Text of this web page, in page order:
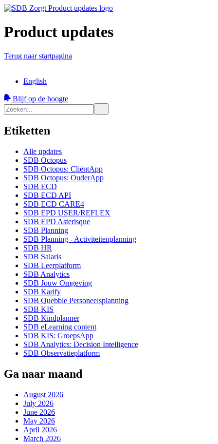
Product updates
Terug naar startpagina
English
Blijf op de hoogte
Etiketten
Alle updates
SDB Octopus
SDB Octopus: CliëntApp
SDB Octopus: OuderApp
SDB ECD
SDB ECD API
SDB ECD CARE4
SDB EPD USER/REFLEX
SDB EPD Asterisque
SDB Planning
SDB Planning - Activiteitenplanning
SDB HR
SDB Salaris
SDB Leerplatform
SDB Analytics
SDB Jouw Omgeving
SDB Karify
SDB Quebble Personeelsplanning
SDB KIS
SDB Kindplanner
SDB eLearning content
SDB KIS: GroepsApp
SDB Analytics: Decision Intelligence
SDB Observatieplatform
Ga naar maand
August 2026
July 2026
June 2026
May 2026
April 2026
March 2026